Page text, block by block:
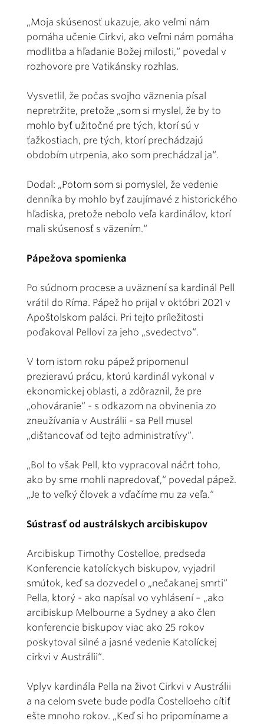
„Moja skúsenosť ukazuje, ako veľmi nám
pomáha učenie Cirkvi, ako veľmi nám pomáha
modlitba a hľadanie Božej milosti,“ povedal v
rozhovore pre Vatikánsky rozhlas.
Vysvetlil, že počas svojho väznenia písal
nepretržite, pretože „som si myslel, že by to
mohlo byť užitočné pre tých, ktorí sú v
ťažkostiach, pre tých, ktorí prechádzajú
obdobím utrpenia, ako som prechádzal ja“.
Dodal: „Potom som si pomyslel, že vedenie
denníka by mohlo byť zaujímavé z historického
hľadiska, pretože nebolo veľa kardinálov, ktorí
mali skúsenosť s väzením.“
Pápežova spomienka
Po súdnom procese a uväznení sa kardinál Pell
vrátil do Ríma. Pápež ho prijal v októbri 2021 v
Apoštolskom paláci. Pri tejto príležitosti
poďakoval Pellovi za jeho „svedectvo“.
V tom istom roku pápež pripomenul
prezieravú prácu, ktorú kardinál vykonal v
ekonomickej oblasti, a zdôraznil, že pre
„ohováranie“ - s odkazom na obvinenia zo
zneužívania v Austrálii - sa Pell musel
„dištancovať od tejto administratívy“.
„Bol to však Pell, kto vypracoval náčrt toho,
ako by sme mohli napredovať,“ povedal pápež.
„Je to veľký človek a vďačíme mu za veľa.“
Sústrasť od austrálskych arcibiskupov
Arcibiskup Timothy Costelloe, predseda
Konferencie katolíckych biskupov, vyjadril
smútok, keď sa dozvedel o „nečakanej smrti“
Pella, ktorý - ako napísal vo vyhlásení – „ako
arcibiskup Melbourne a Sydney a ako člen
konferencie biskupov viac ako 25 rokov
poskytoval silné a jasné vedenie Katolíckej
cirkvi v Austrálii“.
Vplyv kardinála Pella na život Cirkvi v Austrálii
a na celom svete bude podľa Costelloeho cítiť
ešte mnoho rokov. „Keď si ho pripomíname a